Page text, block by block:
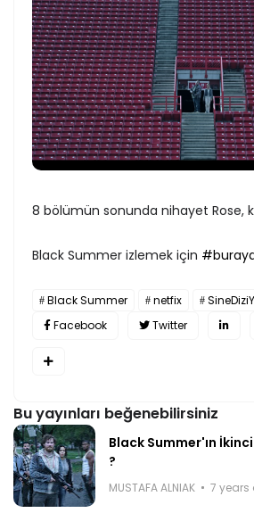
8 bölümün sonunda nihayet Rose,
Black Summer izlemek için
Black Summer netfix
Facebook
Twitter
Bu yayınları beğenebilirsiniz
Black Summer'ın
?
MUSTAFA ALNIAK 7 years